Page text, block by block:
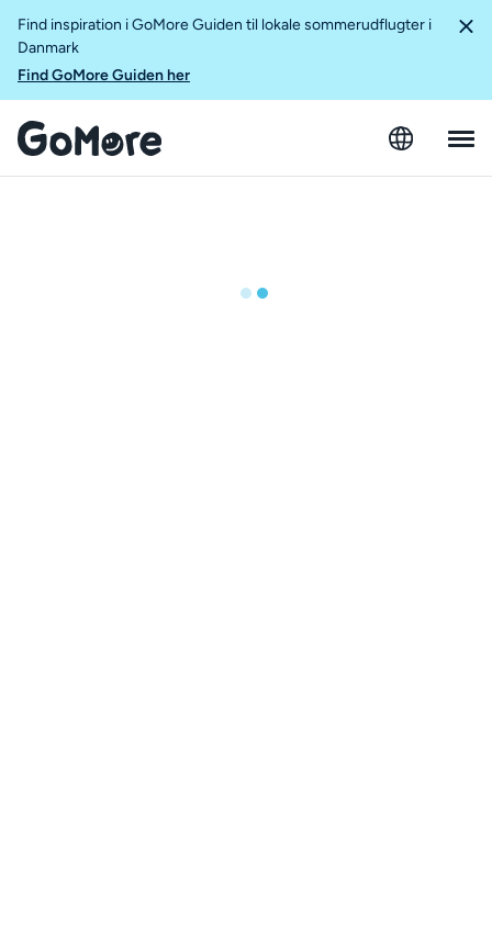
Find inspiration i GoMore Guiden til lokale sommerudflugter i
Danmark
Find GoMore Guiden her